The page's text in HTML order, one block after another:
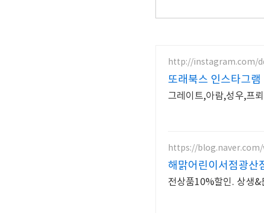
http://instagram.com/
또래북스 인스타그램
그레이트,아람,성우,프
https://blog.naver.com/
해맑어린이서점광산
전상품10%할인. 상생&